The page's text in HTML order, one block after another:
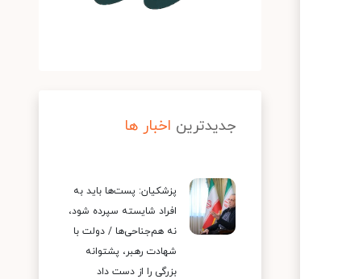
جدیدترین اخبار ها
پزشکیان: پست‌ها باید به
افراد شایسته سپرده شود،
نه هم‌جناحی‌ها / دولت با
شهادت رهبر، پشتوانه
بزرگی را از دست داد